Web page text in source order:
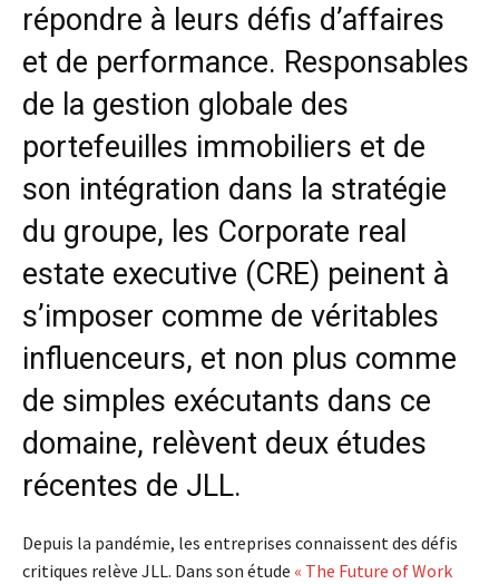
répondre à leurs défis d’affaires
et de performance. Responsables
de la gestion globale des
portefeuilles immobiliers et de
son intégration dans la stratégie
du groupe, les Corporate real
estate executive (CRE) peinent à
s’imposer comme de véritables
influenceurs, et non plus comme
de simples exécutants dans ce
domaine, relèvent deux études
récentes de JLL.
Depuis la pandémie, les entreprises connaissent des défis
critiques relève JLL. Dans son étude « The Future of Work